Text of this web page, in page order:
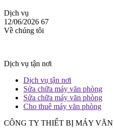
Dịch vụ
12/06/2026 67
Về chúng tôi
Dịch vụ tận nơi
Dịch vụ tận nơi
Sửa chữa máy văn phòng
Sửa chữa máy văn phòng
Cho thuê máy văn phòng
CÔNG TY THIẾT BỊ MÁY